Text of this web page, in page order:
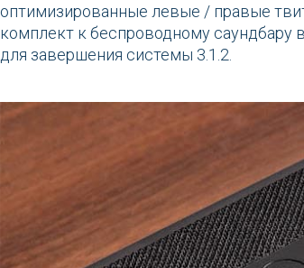
оптимизированные левые / правые
комплект к беспроводному
для завершения системы 3.1.2.